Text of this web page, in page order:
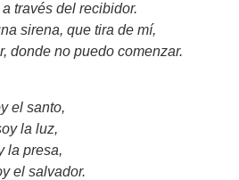
través del recibidor.
sirena, que tira de mí,
donde no puedo comenzar.
el santo,
la luz,
la presa,
el salvador.